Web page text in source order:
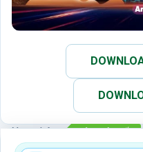
Xem thêm: